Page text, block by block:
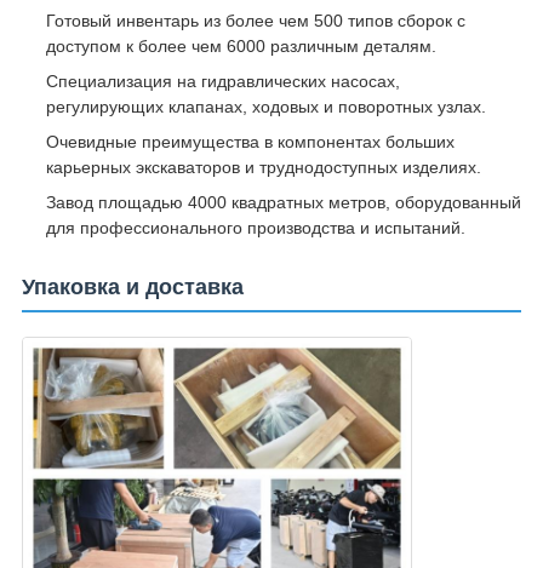
Готовый инвентарь из более чем 500 типов сборок с
доступом к более чем 6000 различным деталям.
Специализация на гидравлических насосах,
регулирующих клапанах, ходовых и поворотных узлах.
Очевидные преимущества в компонентах больших
карьерных экскаваторов и труднодоступных изделиях.
Завод площадью 4000 квадратных метров, оборудованный
для профессионального производства и испытаний.
Упаковка и доставка